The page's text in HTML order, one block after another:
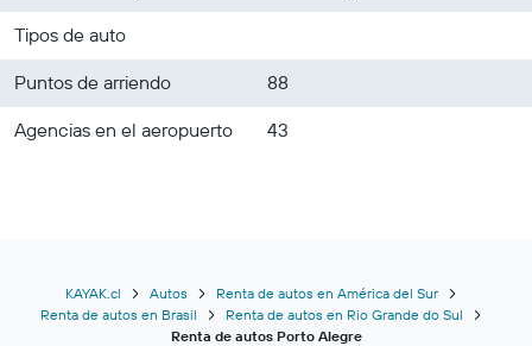
Tipos de auto
Puntos de arriendo
88
Agencias en el aeropuerto
43
KAYAK.cl Autos
Renta de autos en América del Sur
Renta de autos en Brasil
Renta de autos en Rio Grande do Sul
Renta de autos Porto Alegre